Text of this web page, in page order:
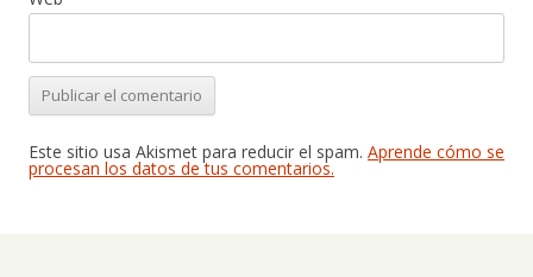
Este sitio usa Akismet para reducir el spam. Aprende cómo se
procesan los datos de tus comentarios.